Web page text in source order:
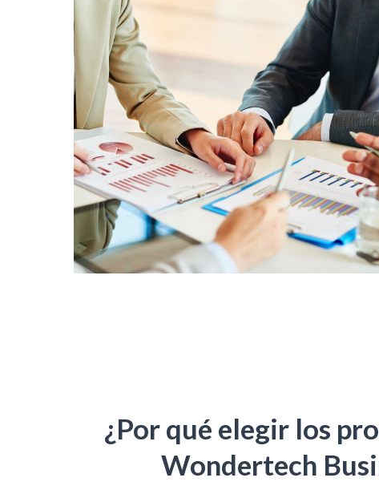
¿Por qué elegir los
Wondertech